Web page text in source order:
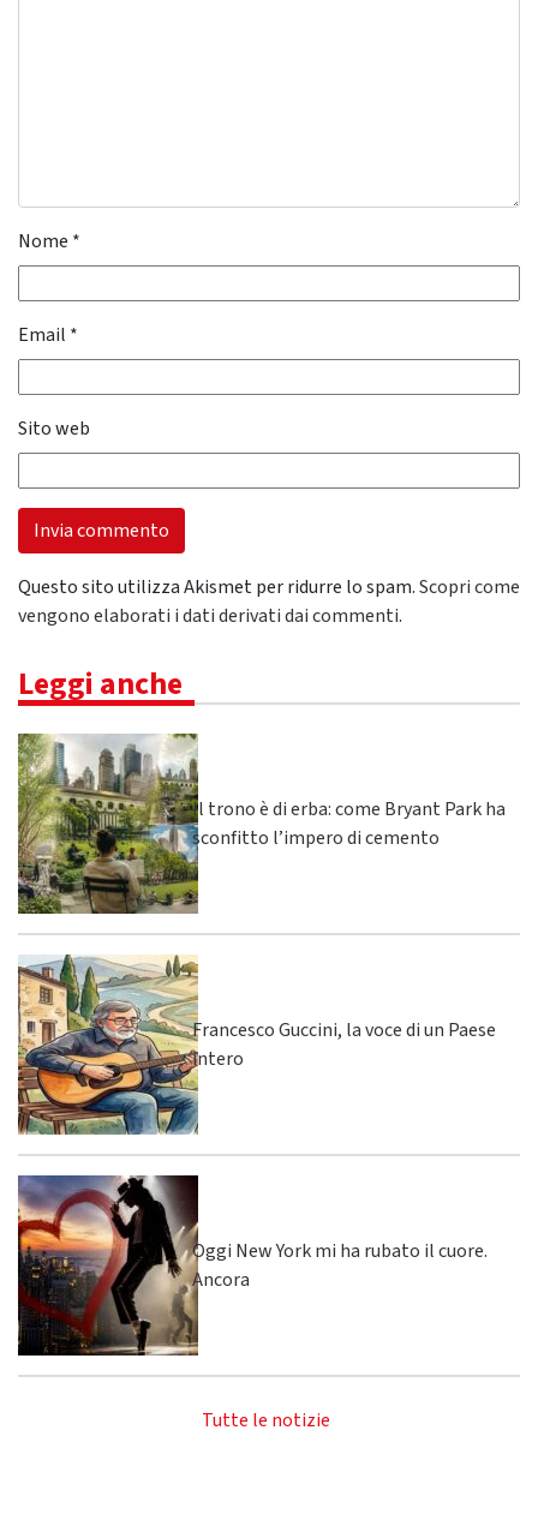
Nome *
Email *
Sito web
Questo sito utilizza Akismet per ridurre lo spam.Scopri come
vengono elaborati i dati derivati dai commenti.
Leggi anche
Il trono è di erba: come Bryant Park ha
sconfitto l’impero di cemento
Francesco Guccini, la voce di un Paese
intero
Oggi New York mi ha rubato il cuore.
Ancora
Tutte le notizie